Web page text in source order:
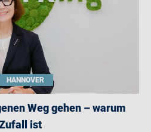
HANNOVER
Weg gehen – warum
ist